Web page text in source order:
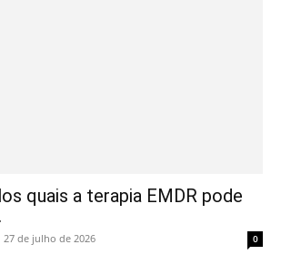
quais a terapia EMDR pode
27 de julho de 2026 0